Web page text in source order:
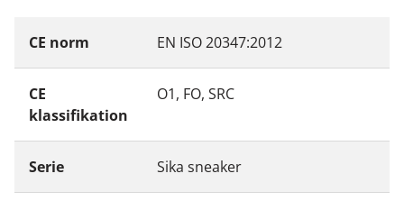
CE norm EN ISO 20347:2012
CE
klassifikation
O1, FO, SRC
Serie Sika sneaker